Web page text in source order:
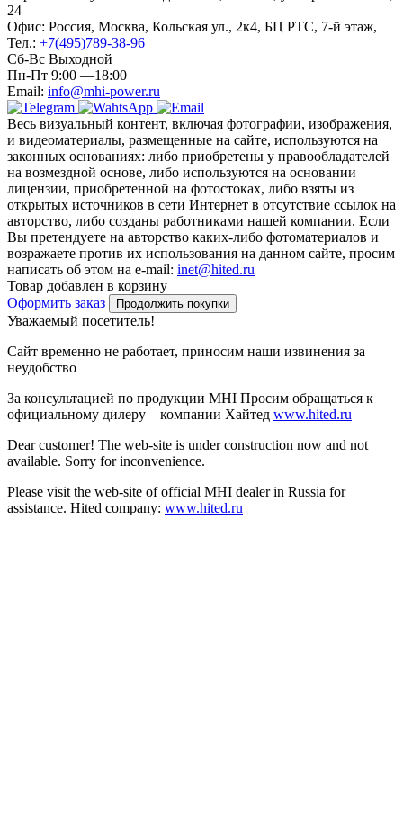
24
Офис: Россия, Москва, Кольская ул., 2к4, БЦ РТС, 7-й этаж,
Тел.: +7(495)789-38-96
Сб-Вс Выходной
Пн-Пт 9:00 —18:00
Email: info@mhi-power.ru
Весь визуальный контент, включая фотографии, изображения,
и видеоматериалы, размещенные на сайте, используются на
законных основаниях: либо приобретены у правообладателей
на возмездной основе, либо используются на основании
лицензии, приобретенной на фотостоках, либо взяты из
открытых источников в сети Интернет в отсутствие ссылок на
авторство, либо созданы работниками нашей компании. Если
Вы претендуете на авторство каких-либо фотоматериалов и
возражаете против их использования на данном сайте, просим
написать об этом на e-mail: inet@hited.ru
Товар добавлен в корзину
Оформить заказ
Продолжить покупки
Уважаемый посетитель!
Сайт временно не работает, приносим наши извинения за
неудобство
За консультацией по продукции MHI Просим обращаться к
официальному дилеру – компании Хайтед www.hited.ru
Dear customer! The web-site is under construction now and not
available. Sorry for inconvenience.
Please visit the web-site of official MHI dealer in Russia for
assistance. Hited company: www.hited.ru